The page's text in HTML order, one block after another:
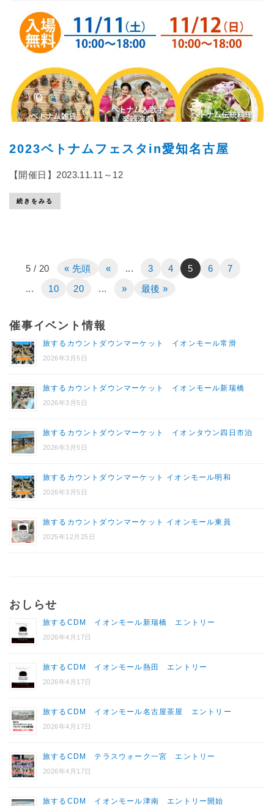
2023ベトナムフェスタin愛知名古屋
【開催日】2023.11.11～12
続きをみる
5 / 20 « 先頭 « ... 3 4 5 6
7
...
10 20 ... » 最後 »
催事イベント情報
旅するカウントダウンマーケット イオンモール常滑
2026年3月5日
旅するカウントダウンマーケット イオンモール新瑞橋
2026年3月5日
旅するカウントダウンマーケット イオンタウン四日市泊
2026年3月5日
旅するカウントダウンマーケット イオンモール明和
2026年3月5日
旅するカウントダウンマーケット イオンモール東員
2025年12月25日
おしらせ
旅するCDM イオンモール新瑞橋 エントリー
2026年4月17日
旅するCDM イオンモール熱田 エントリー
2026年4月17日
旅するCDM イオンモール名古屋茶屋 エントリー
2026年4月17日
旅するCDM テラスウォーク一宮 エントリー
2026年4月17日
旅するCDM イオンモール津南 エントリー開始